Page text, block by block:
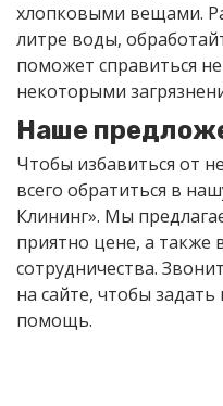
хлопковыми вещами.
литре воды,
поможет справиться
некоторыми
Наше
Чтобы избавиться от
всего обратиться в
Клининг». Мы
приятно цене, а также
сотрудничества.
на сайте, чтобы
помощь.